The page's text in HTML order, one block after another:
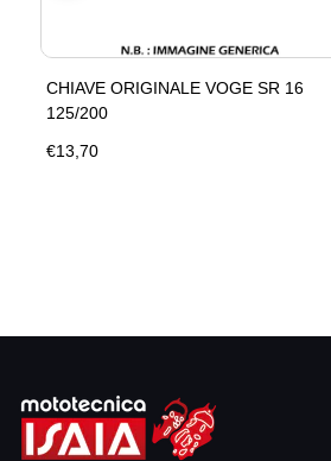
CHIAVE ORIGINALE VOGE SR 16
125/200
€13,70